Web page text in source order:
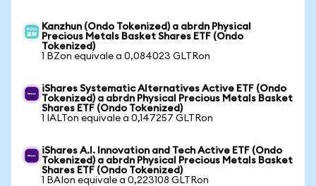
Kanzhun (Ondo Tokenized) a abrdn Physical
Precious Metals Basket Shares ETF (Ondo
Tokenized)
1 BZon equivale a 0,084023 GLTRon
iShares Systematic Alternatives Active ETF (Ondo
Tokenized) a abrdn Physical Precious Metals Basket
Shares ETF (Ondo Tokenized)
1 IALTon equivale a 0,147257 GLTRon
iShares A.I. Innovation and Tech Active ETF (Ondo
Tokenized) a abrdn Physical Precious Metals Basket
Shares ETF (Ondo Tokenized)
1 BAIon equivale a 0,223108 GLTRon